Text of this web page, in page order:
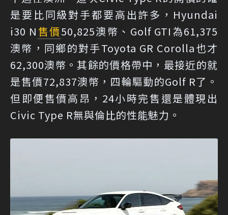
是要比同級對手都要高出許多，Hyundai
i30 N 售價50,825澳幣、Golf GTI為61,375
澳幣，同鄉的對手Toyota GR Corolla也才
62,300澳幣。其餘的價格帶中，最接近的就
是售價72,837澳幣，四輪驅動的Golf R了。
但即便售價高昂，24小時完售還是體現出
Civic Type R無與倫比的性能魅力。